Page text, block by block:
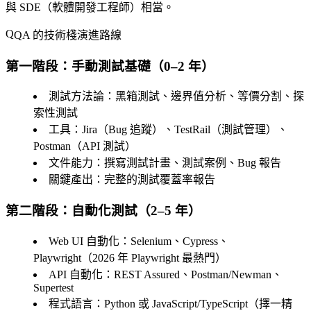
與 SDE（軟體開發工程師）相當。
QA 的技術棧演進路線
第一階段：手動測試基礎（0–2 年）
測試方法論 ：黑箱測試、邊界值分析、等價分割、探
索性測試
工具 ：Jira（Bug 追蹤）、TestRail（測試管理）、
Postman（API 測試）
文件能力 ：撰寫測試計畫、測試案例、Bug 報告
關鍵產出 ：完整的測試覆蓋率報告
第二階段：自動化測試（2–5 年）
Web UI 自動化 ：Selenium、Cypress、
Playwright（2026 年 Playwright 最熱門）
API 自動化 ：REST Assured、Postman/Newman、
Supertest
程式語言 ：Python 或 JavaScript/TypeScript（擇一精